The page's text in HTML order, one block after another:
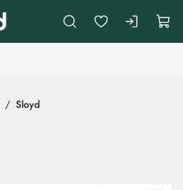
Sloyd